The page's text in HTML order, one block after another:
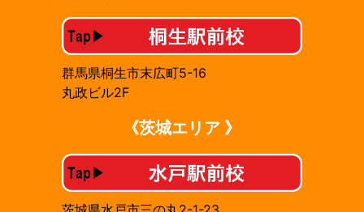
群馬県桐生市末広町5-16
丸政ビル2F
《茨城エリア 》